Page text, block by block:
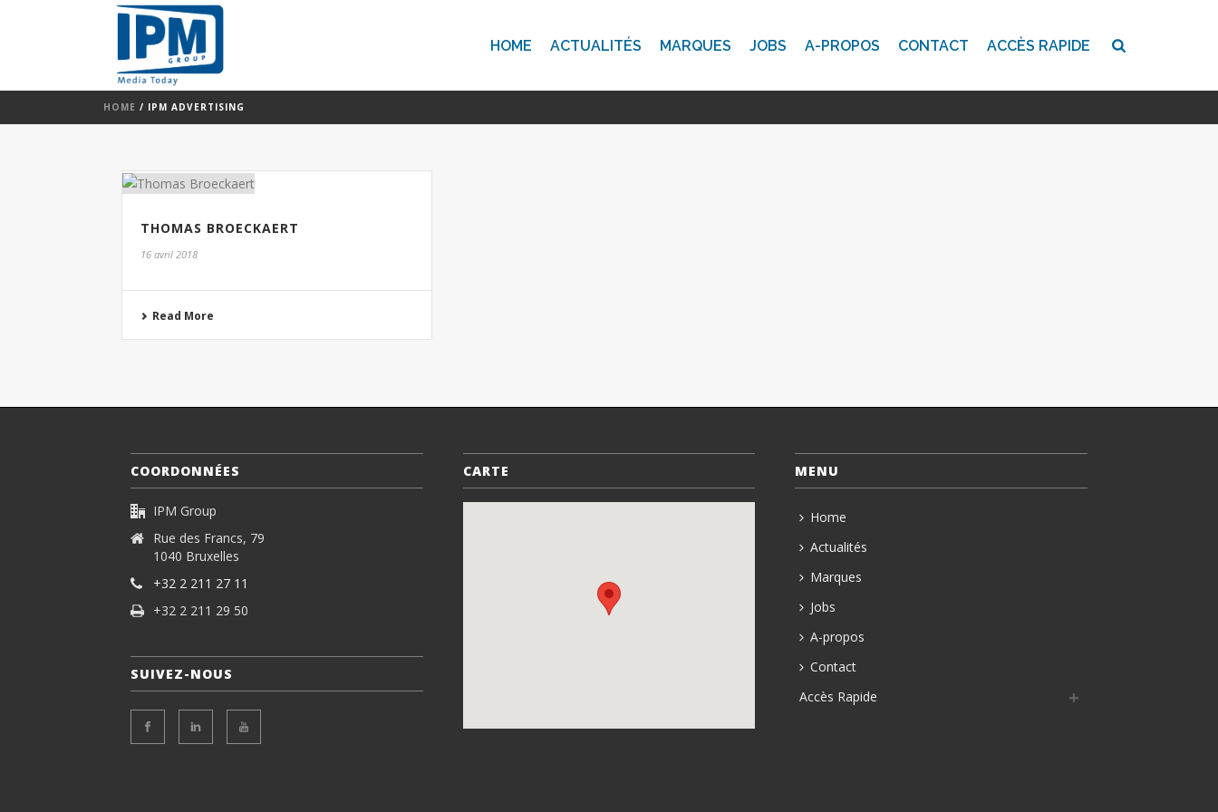
HOME ACTUALITÉS MARQUES JOBS A-PROPOS CONTACT ACCÈS RAPIDE
HOME / IPM ADVERTISING
THOMAS BROECKAERT
16 avril 2018
Read More
COORDONNÉES
IPM Group
Rue des Francs, 79
1040 Bruxelles
+32 2 211 27 11
+32 2 211 29 50
SUIVEZ-NOUS
CARTE MENU
Home
Actualités
Marques
Jobs
A-propos
Contact
Accès Rapide